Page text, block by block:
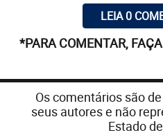
LEIA 0
*PARA COMENTAR,
Os comentários são
seus autores e não
Estado